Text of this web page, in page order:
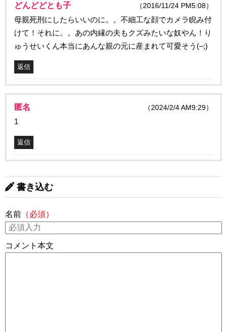
どんどどとも子 （2016/11/24 PM5:08）
母親死刑にしたらいいのに。。不細工な顔でカメラ睨み付
けて！それに。。あの内縁の夫もクズみたいな奴やん！り
ゅうせいくん本当にあんな親の元に産まれて可愛そう(–;)
返信
匿名 （2024/2/4 AM9:29）
1
返信
書き込む
名前 （必須）
コメント本文